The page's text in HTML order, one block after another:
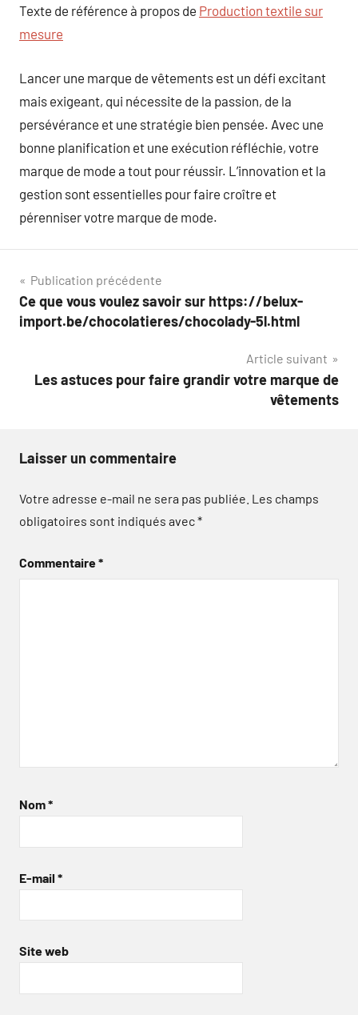
Texte de référence à propos de Production textile sur
mesure
Lancer une marque de vêtements est un défi excitant
mais exigeant, qui nécessite de la passion, de la
persévérance et une stratégie bien pensée. Avec une
bonne planification et une exécution réfléchie, votre
marque de mode a tout pour réussir. L’innovation et la
gestion sont essentielles pour faire croître et
pérenniser votre marque de mode.
Navigation
de
Publication précédente
Ce que vous voulez savoir sur https://belux-
import.be/chocolatieres/chocolady-5l.html
Article suivant
Les astuces pour faire grandir votre marque de
vêtements
Laisser un commentaire
Votre adresse e-mail ne sera pas publiée. Les champs
obligatoires sont indiqués avec*
Commentaire*
Nom*
E-mail *
Site web